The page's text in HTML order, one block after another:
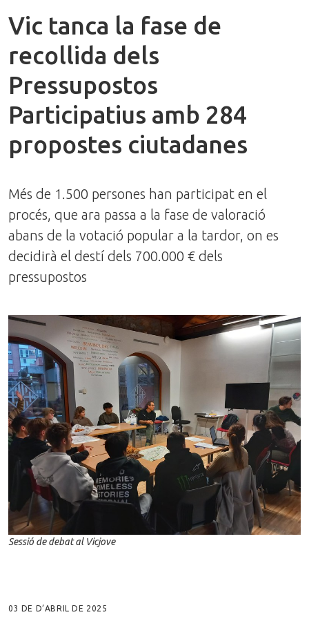
Vic tanca la fase de
recollida dels
Pressupostos
Participatius amb 284
propostes ciutadanes
Més de 1.500 persones han participat en el
procés, que ara passa a la fase de valoració
abans de la votació popular a la tardor, on es
decidirà el destí dels 700.000 € dels
pressupostos
Sessió de debat al Vicjove
03 DE D’ABRIL DE 2025